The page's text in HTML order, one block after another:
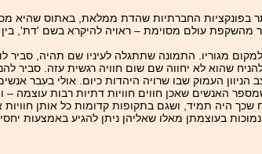
בפונקציות החברתיות שהדת ממלאת, באתוס שהיא
עולם מסוימת – ראויה להיקרא בשם 'דת', בין
מגוריו. התמונה שתתגלה לעיניו שם תהיה, סביר
שהוא לא יחווה שם שום חוויה רגשית עזה. סביר
העמוק שבו שרויה היהדות כיום. אולי בעבר
האנשים שאכן חווים חוויות דתיות רבות עוצמה –
היה תמיד, ושגם בתקופות קדומות כל אותן
בעוצמתן מאלו שאליהן ניתן להגיע באמצעות יחסי